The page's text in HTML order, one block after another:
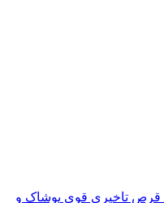
قرص تاخیری قوی پوشاک و